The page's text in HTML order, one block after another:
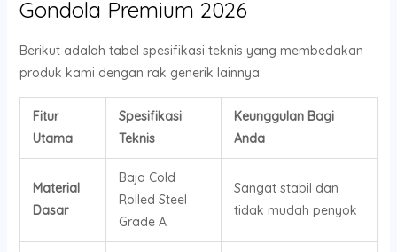
Gondola Premium 2026
Berikut adalah tabel spesifikasi teknis yang membedakan
produk kami dengan rak generik lainnya:
Fitur
Utama
Spesifikasi
Teknis
Keunggulan Bagi
Anda
Material
Dasar
Baja Cold
Rolled Steel
Grade A
Sangat stabil dan
tidak mudah penyok